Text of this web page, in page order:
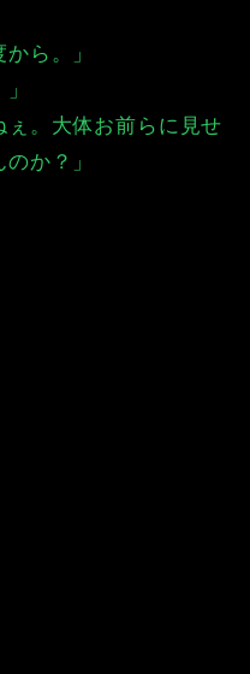
ら。」
。大体お前らに見せ
か？」